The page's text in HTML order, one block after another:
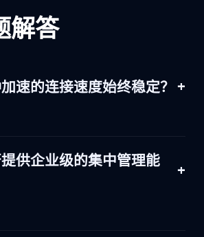
解答
速的连接速度始终稳定？ +
问目标自动匹配最佳节点，确保速
供企业级的集中管理能
+